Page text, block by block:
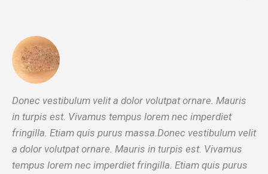
Donec vestibulum velit a dolor volutpat ornare. Mauris
in turpis est. Vivamus tempus lorem nec imperdiet
fringilla. Etiam quis purus massa.Donec vestibulum velit
a dolor volutpat ornare. Mauris in turpis est. Vivamus
tempus lorem nec imperdiet fringilla. Etiam quis purus